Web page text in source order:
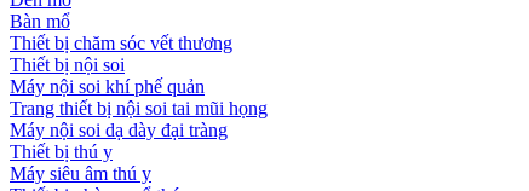
Bàn mổ
Thiết bị chăm sóc vết thương
Thiết bị nội soi
Máy nội soi khí phế quản
Trang thiết bị nội soi tai mũi họng
Máy nội soi dạ dày đại tràng
Thiết bị thú y
Máy siêu âm thú y